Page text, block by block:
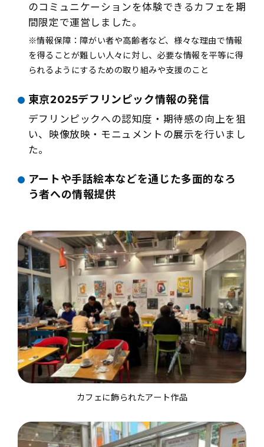
のコミュニケーションを体験できるカフェを期
間限定で運営しました。
※情報保障：障がい者や高齢者など、様々な理由で情報
を得ることが難しい人々に対し、必要な情報を平等に得
られるようにするための取り組みや支援のこと
東京2025デフリンピック情報の発信
デフリンピックへの認知度・期待感の向上を狙
い、映像放映・モニュメントの展示を行いまし
た。
アートや手話絵本などを通じた多面的なろ
う者への情報提供
カフェに飾られたアート作品